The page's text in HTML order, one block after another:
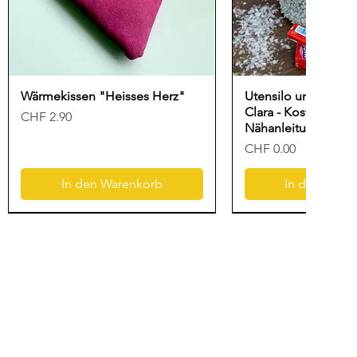
Wärmekissen "Heisses Herz"
Preis
CHF 2.90
In den Warenkorb
Utensilo und
Clara - Kostenlose
Nähanleitung für
Preis
CHF 0.00
In den